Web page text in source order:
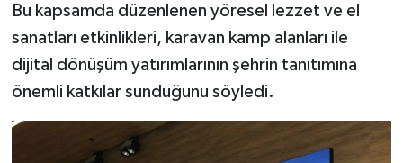
Bu kapsamda düzenlenen yöresel lezzet ve el
sanatları etkinlikleri, karavan kamp alanları ile
dijital dönüşüm yatırımlarının şehrin tanıtımına
önemli katkılar sunduğunu söyledi.